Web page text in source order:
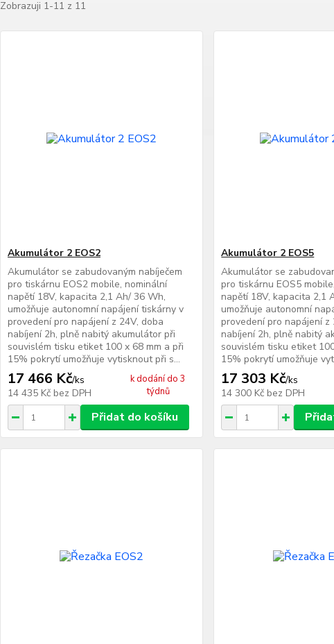
Zobrazuji 1-11 z 11
Akumulátor 2 EOS2
Akumulátor se zabudovaným nabíječem
pro tiskárnu EOS2 mobile, nominální
napětí 18V, kapacita 2,1 Ah/ 36 Wh,
umožňuje autonomní napájení tiskárny v
provedení pro napájení z 24V, doba
nabíjení 2h, plně nabitý akumulátor při
souvislém tisku etiket 100 x 68 mm a při
15% pokrytí umožňuje vytisknout při s...
17 466 Kč/ks
14 435 Kč bez DPH
k dodání do 3
týdnů
Přidat do košíku
Akumulátor 2 EOS5
Akumulátor se
pro tiskárnu EOS5
napětí 18V, kapacita 2,1
umožňuje autonomní
provedení pro napájení z
nabíjení 2h, plně nabitý
souvislém tisku etiket
15% pokrytí umožňuje
17 303 Kč/ks
14 300 Kč bez DPH